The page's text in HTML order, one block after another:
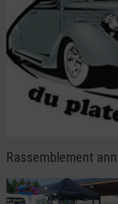
Rassemblement